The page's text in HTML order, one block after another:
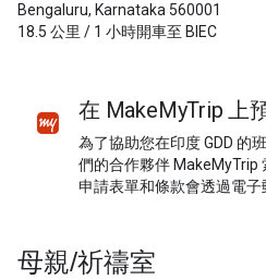
Bengaluru, Karnataka 560001
18.5 公里 / 1 小時開車至 BIEC
在 MakeMyTrip 上
為了協助您在印度 GDD 的
們的合作夥伴 MakeMyTrip
申請表單和條款會透過電子
母親/祈禱室